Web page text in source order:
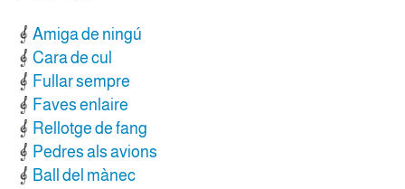
Amiga de ningú
Cara de cul
Fullar sempre
Faves enlaire
Rellotge de fang
Pedres als avions
Ball del mànec